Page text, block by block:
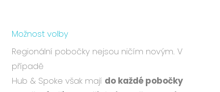
Možnost volby
Regionální pobočky nejsou ničím novým. V
případě
Hub & Spoke však mají do každé pobočky